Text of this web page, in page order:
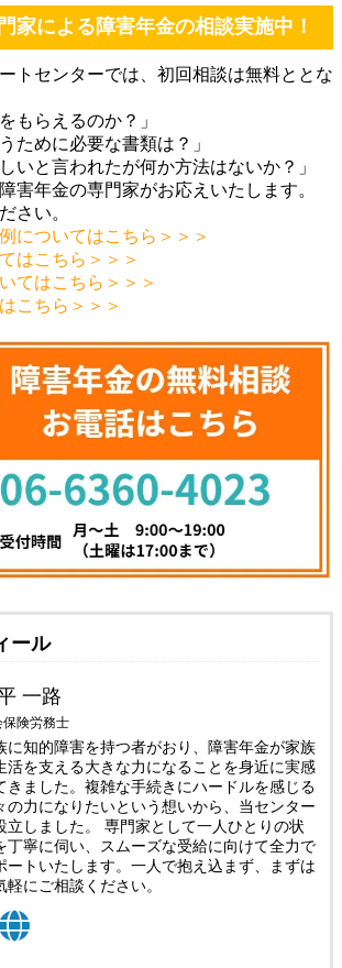
家による障害年金の相談実施中！
トセンターでは、初回相談は無料ととな
もらえるのか？」
ために必要な書類は？」
いと言われたが何か方法はないか？」
害年金の専門家がお応えいたします。
さい。
についてはこちら＞＞＞
はこちら＞＞＞
てはこちら＞＞＞
こちら＞＞＞
ール
一路
保険労務士
に知的障害を持つ者がおり、障害年金が家族
活を支える大きな力になることを身近に実感
きました。複雑な手続きにハードルを感じる
の力になりたいという想いから、当センター
立しました。 専門家として一人ひとりの状
丁寧に伺い、スムーズな受給に向けて全力で
ートいたします。一人で抱え込まず、まずは
軽にご相談ください。